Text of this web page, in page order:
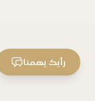
رأيك يهمنا